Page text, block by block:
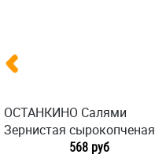
ОСТАНКИНО Салями
Зернистая сырокопченая
568 руб